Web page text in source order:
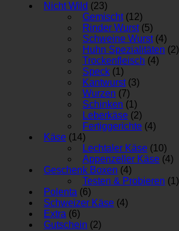
Nicht Wild (23)
Gemischt (12)
Rinder Wurst (5)
Schweine Wurst (4)
Huhn Spezialitäten (2)
Trockenfleisch (4)
Speck (1)
Kantwurst (3)
Wurzen (7)
Schinken (1)
Leberkäse (2)
Fertiggerichte (4)
Käse (14)
Lechtaler Käse (10)
Appenzeller Käse (4)
Geschenk Boxen (4)
Testen & Probieren (1)
Polenta (6)
Schweizer Käse (4)
Extra (6)
Gutschein (2)